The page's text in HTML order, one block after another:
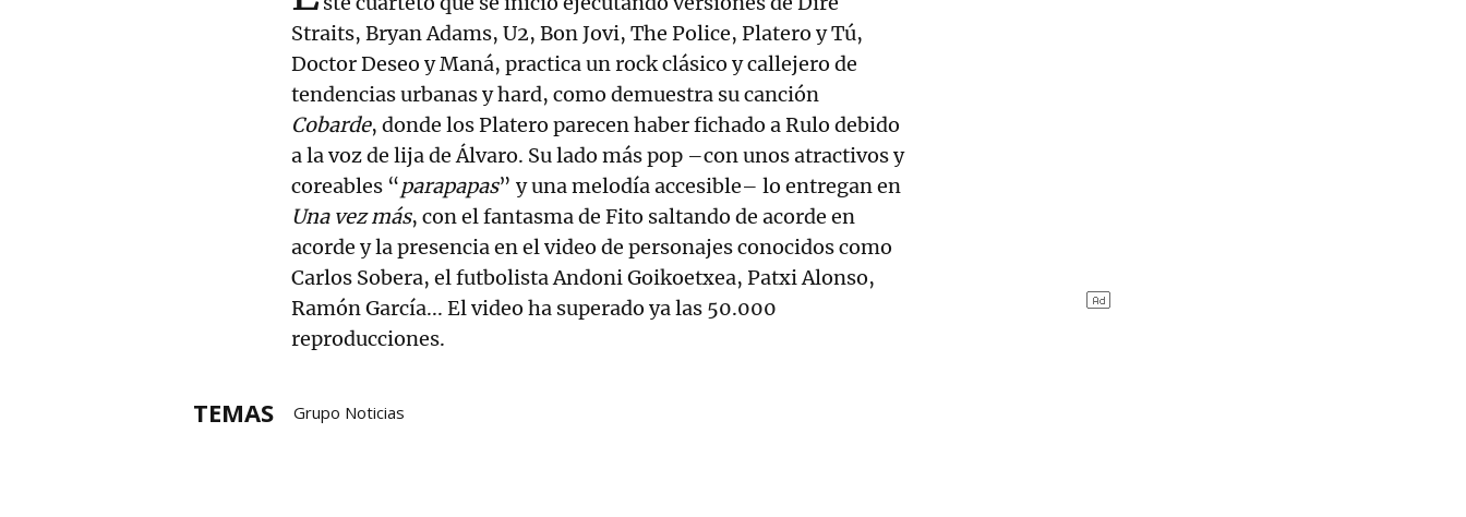
Straits, Bryan Adams, U2, Bon Jovi, The Police, Platero y Tú,
Doctor Deseo y Maná, practica un rock clásico y callejero de
tendencias urbanas y hard, como demuestra su canción
Cobarde, donde los Platero parecen haber fichado a Rulo debido
a la voz de lija de Álvaro. Su lado más pop –con unos atractivos y
coreables “parapapas” y una melodía accesible– lo entregan en
Una vez más, con el fantasma de Fito saltando de acorde en
acorde y la presencia en el video de personajes conocidos como
Carlos Sobera, el futbolista Andoni Goikoetxea, Patxi Alonso,
Ramón García... El video ha superado ya las 50.000
reproducciones.
TEMAS Grupo Noticias